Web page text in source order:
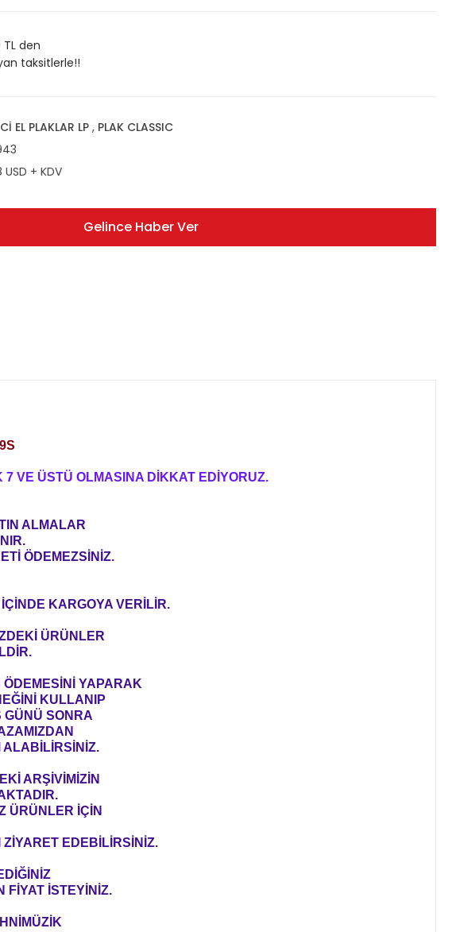
TL den
taksitlerle!!
EL PLAKLAR LP , PLAK CLASSIC
USD + KDV
Gelince Haber Ver
VE ÜSTÜ OLMASINA DİKKAT EDİYORUZ.
ALMALAR
ÖDEMEZSİNİZ.
KARGOYA VERİLİR.
ÜRÜNLER
YAPARAK
KULLANIP
SONRA
ALABİLİRSİNİZ.
ARŞİVİMİZİN
ÜRÜNLER İÇİN
EDEBİLİRSİNİZ.
FİYAT İSTEYİNİZ.